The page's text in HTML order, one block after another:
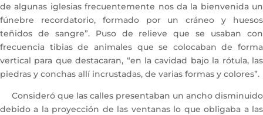
de algunas iglesias frecuentemente nos da la bienvenida un
fúnebre recordatorio, formado por un cráneo y huesos
teñidos de sangre”. Puso de relieve que se usaban con
frecuencia tibias de animales que se colocaban de forma
vertical para que destacaran, “en la cavidad bajo la rótula, las
piedras y conchas allí incrustadas, de varias formas y colores”.
Consideró que las calles presentaban un ancho disminuido
debido a la proyección de las ventanas lo que obligaba a las